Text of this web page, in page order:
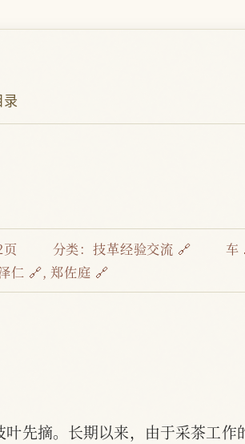
分类：技革经验交流 🔗 车
仁 🔗, 郑佐庭 🔗
先摘。长期以来，由于采茶工作